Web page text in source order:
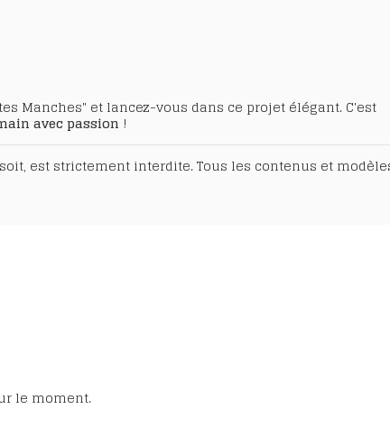
Manches" et lancez-vous dans ce projet élégant. C'est
avec passion !
est strictement interdite. Tous les contenus et
le moment.